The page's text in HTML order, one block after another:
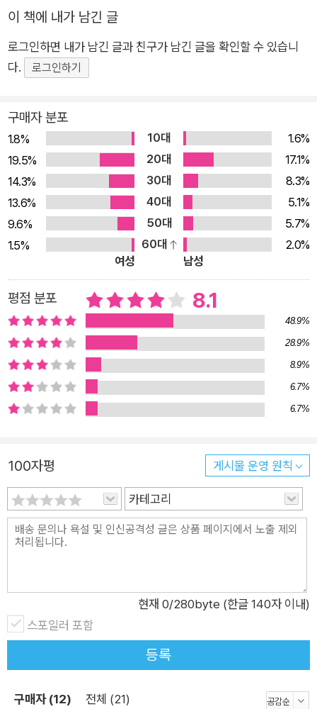
여 레지스탕스 조직의 기관지였다가 후에 일간지가 된 [콩바]의
다는 신념에 바탕을 둔 좌파적 입장을 견지했다. 또 집단적 폭력
의 공포와 악성, 부조리함을 알레고리를 통해 형상화한 소설 《페
니힐리즘에 반대하며 제3의 부정정신을 옹호하는 평론 《반항적
인간》을 발표하여 지성계에 큰 논쟁을 촉발한 사르트르와 격렬한
논쟁을 벌이다가 10년 가까운 우정에 금이 가기도 했다. 하지만,
1956년 《전락》을 발표하면서 사르트르에게 걸작이라는 찬사를
받기도 했다. 《이방인》, 《시지프의 신화》를 발표하며 문학가를
넘어 사상가로도 인정받기 시작했고, 실존주의자들에게 큰 영향
을 주었다. 《이방인》의 주인공 뫼르소가 엄마, 무명인, 그리고 나
의 ‘죽음’을 연달아 맞닥뜨리며 삶의 부조리를 고뇌하는 모습은
이후 오랫동안 수많은 독자를 실존주의의 세계로 이끈다. <오해
>와 <칼리굴라>라는 희곡을 쓰며 희곡 작가로도 활동하여 큰
성공을 거두었고, 1957년에 노벨 문학상을 수상하며 대문호의
반열에 올랐다. 이후 알제리 독립을 둘러싼 논쟁에 참여하며 활동
을 이어 가지만, 카뮈는 생전 인터뷰에서 “자동차 사고로 죽는 것
보다 더 부조리한 죽음은 상상할 수 없다.”라고 했는데, 아이러니
하게도, 1960년 1월 4일 자동차 사고로 생을 마감했다. 이때 사
《행복한 죽음》, 《정의의 사람들ㆍ계엄령》, 《결혼, 여름》, 《태양의
후예》, 《젊은 시절의 글》, 《스웨덴 연설ㆍ문학 비평》, 《최초의 인
간》, 《여행일기》, 《단두대에 대한 성찰ㆍ독일 친구에게 보내는
편지》, 《전락·추방과 왕국》, 《안과 겉》 등의 작품을 썼다.
인 사이에서 의미 있는 성과를 쌓아 나가던 중, 1947년 발표한
대작 <페스트>로 허무에 빠진 현대인에게 연대 의식과 희망에
대한 메시지를 던져 수많은 독자들에게 큰 공감을 얻었다. 1957
년에는 “우리 시대 인간의 정의를 탁월한 통찰과 진지함으로 밝
적으로 성취를 이루기도 했다. 민음사 세계문학전집 343번으로
새롭게 출간된 <시지프 신화>는 카뮈가 첫 작품 <이방인>과 같
은 해에 발표한 작품으로, 집필은 <이방인>보다 먼저 시작했다.
이 작품은 그의 문학적 기반이 되는 사상의 단초를 그리스 신화의
시시포스 이야기로 풀어 나간 철학 에세이로, 소설 <이방인>, 희
곡 「칼리굴라」와 함께 ‘부조리 3부작’을 이룬다. 그는 신의 저주에
의해 영원히 산 밑에서 위로 바위를 밀어 올리는 삶을 살아야 하
는 시지프의 운명을 부조리한 세계에 던져진 인간의 삶에 빗대,
인간이 할 수 있는 최선의 반항은 자살이 아니라 그 삶을 똑바로
직시하며 끝까지 이어 나가는 것임을 밝힌다. 오늘날의 노동자는
그 생애의 그날그날을 똑같은 작업을 하며 사는데 그 운명도 시지
프에 못지않게 부조리하다. 그러나 운명은 오직 의식이 깨어 있는
드문 순간들에만 부조리하다. 신들 중에서도 프롤레타리아요, 무
력하고 반항적인 시지프는 그의 비참한 조건의 넓이를 안다. 그가
산에서 내려올 때 생각하는 것은 바로 이 조건이다. 아마도 그에
다. 멸시로 응수하여 극복되지 않는 운명이란 존재하지 않는다. -
본문 182~183쪽 카뮈가 한결같이 강조하는 것은 살아 있다는
명철한 의식과 반항에 대한 열정이다. <시지프 신화>는 실존적
비극에 대한 ‘영원한 혁명’의 윤리로 독자의 뇌리에 깊이 남을 것
이다. 부조리한 세계 앞에 선 인간의 세 가지 선택지 : 자살, 희망,
다.”라는 충격적이고도 공감 가는 구절로 시작한다. 카뮈가 이처
럼 시작부터 분명히 하는 책의 주제를 다른 말로 바꾸어 표현해
보면 “부조리와 자살의 관계”가 된다. 세계에 ‘내던져진’ 자아로
서 현대인은 이 세계에서 살아야 할 이유와 가치를 찾지만, 부조
허에 대해 인간이 쉽게 찾을 수 있는 해답이다. 카뮈는 자살을 단
이 책에 내가 남긴 글
로그인하면 내가 남긴 글과 친구가 남긴 글을 확인할 수 있습니
다.
로그인하기
구매자 분포
1.8% 10대
1.6%
19.5%
20대
17.1%
14.3%
30대
8.3%
13.6%
40대
5.1%
9.6%
50대
5.7%
1.5%
60대
2.0%
여성
남성
평점 분포 8.1
48.9%
28.9%
8.9%
6.7%
6.7%
100자평 게시물 운영 원칙
카테고리
현재 0/280byte (한글 140자 이내)
스포일러 포함
등록
구매자 (12) 전체 (21)